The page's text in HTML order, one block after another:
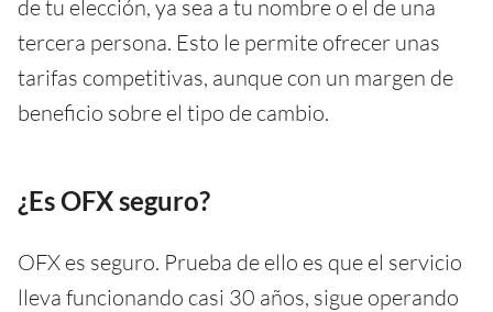
de tu elección, ya sea a tu nombre o el de una
tercera persona. Esto le permite ofrecer unas
tarifas competitivas, aunque con un margen de
beneficio sobre el tipo de cambio.
¿Es OFX seguro?
OFX es seguro. Prueba de ello es que el servicio
lleva funcionando casi 30 años, sigue operando